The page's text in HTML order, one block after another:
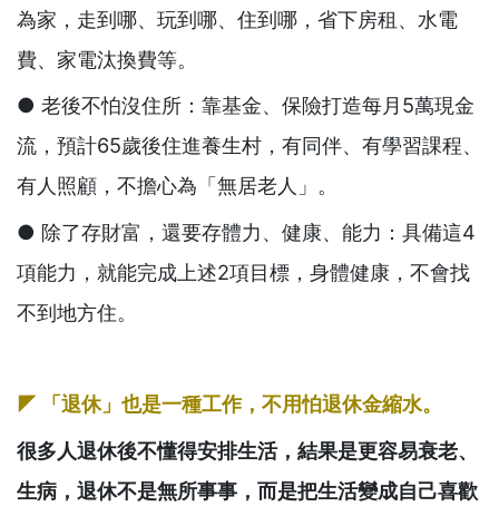
為家，走到哪、玩到哪、住到哪，省下房租、水電
費、家電汰換費等。
● 老後不怕沒住所：靠基金、保險打造每月5萬現金
流，預計65歲後住進養生村，有同伴、有學習課程、
有人照顧，不擔心為「無居老人」。
● 除了存財富，還要存體力、健康、能力：具備這4
項能力，就能完成上述2項目標，身體健康，不會找
不到地方住。
◤ 「退休」也是一種工作，不用怕退休金縮水。
很多人退休後不懂得安排生活，結果是更容易衰老、
生病，退休不是無所事事，而是把生活變成自己喜歡